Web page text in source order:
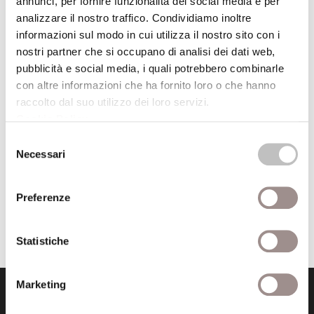
analizzare il nostro traffico. Condividiamo inoltre
informazioni sul modo in cui utilizza il nostro sito con i
nostri partner che si occupano di analisi dei dati web,
pubblicità e social media, i quali potrebbero combinarle
con altre informazioni che ha fornito loro o che hanno
raccolto dal suo utilizzo dei loro servizi.
delNecessari
Preferenze
Statistiche
Marketing
diretta websu
www.fondazionesancarlo.it .
Per informazioni:
csr@fondazionesancarlo.it, 059.421237.
Leggi di più sulla conferenza
Torna all'archivio delle notizie